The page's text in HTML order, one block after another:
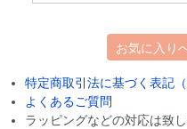
お気に入り
特定商取引法に基づく表記（
よくあるご質問
ラッピングなどの対応は致